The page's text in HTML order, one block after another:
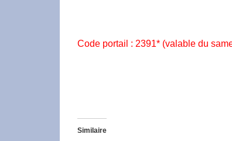
Code portail : 2391* (valable du
Similaire